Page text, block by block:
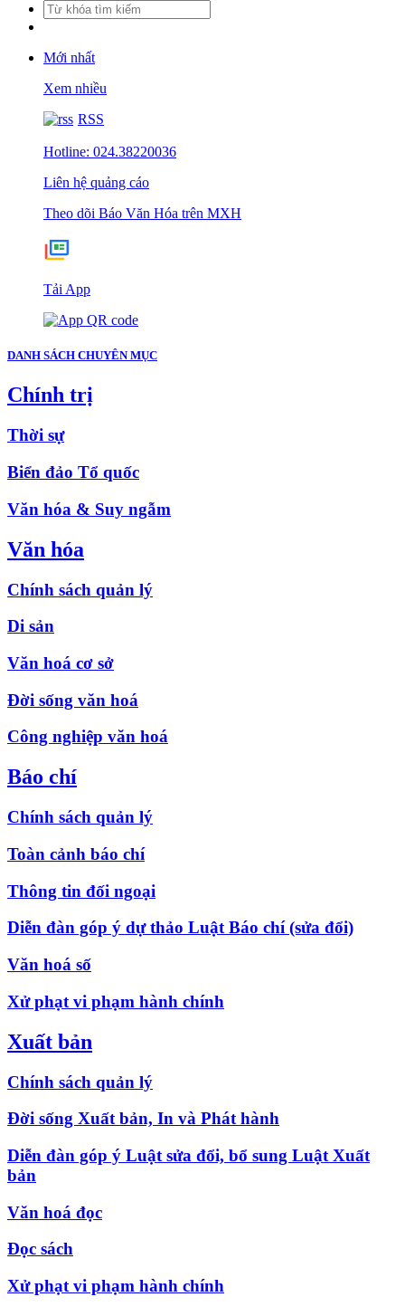
Mới nhất
Xem nhiều
RSS
Hotline: 024.38220036
Liên hệ quảng cáo
Theo dõi Báo Văn Hóa trên MXH
Tải App
DANH SÁCH CHUYÊN MỤC
Chính trị
Thời sự
Biển đảo Tổ quốc
Văn hóa & Suy ngẫm
Văn hóa
Chính sách quản lý
Di sản
Văn hoá cơ sở
Đời sống văn hoá
Công nghiệp văn hoá
Báo chí
Chính sách quản lý
Toàn cảnh báo chí
Thông tin đối ngoại
Diễn đàn góp ý dự thảo Luật Báo chí (sửa đổi)
Văn hoá số
Xử phạt vi phạm hành chính
Xuất bản
Chính sách quản lý
Đời sống Xuất bản, In và Phát hành
Diễn đàn góp ý Luật sửa đổi, bổ sung Luật Xuất
bản
Văn hoá đọc
Đọc sách
Xử phạt vi phạm hành chính